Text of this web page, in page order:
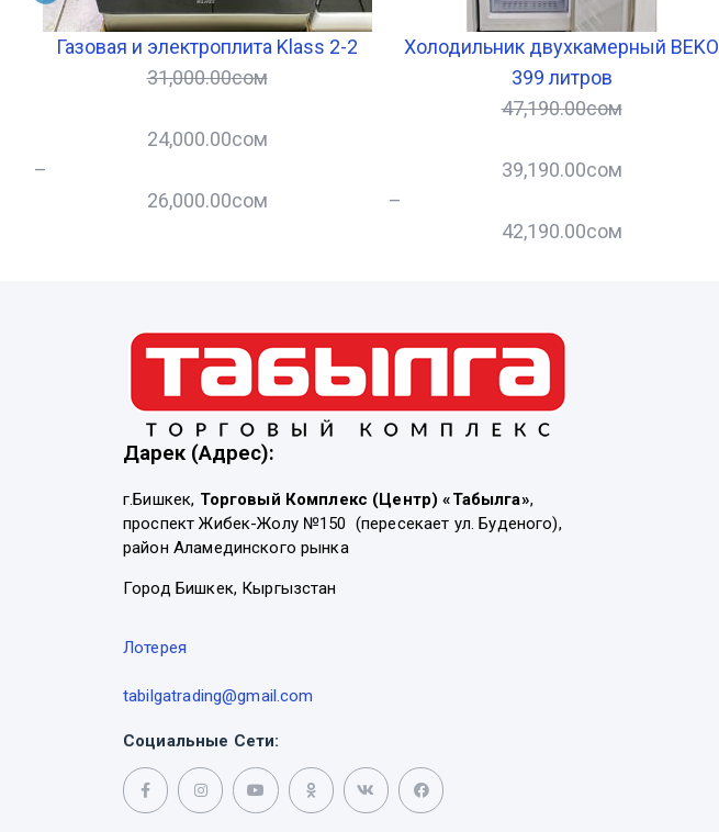
Газовая и электроплита Klass 2-2
31,000.00сом
24,000.00сом
–
26,000.00сом
Холодильник двухкамерный BEKO
399 литров
47,190.00сом
39,190.00сом
–
42,190.00сом
Дарек (Адрес):
г.Бишкек, Торговый Комплекс (Центр) «Табылга»,
проспект Жибек-Жолу №150 (пересекает ул. Буденого),
район Аламединского рынка
Город Бишкек, Кыргызстан
Лотерея
tabilgatrading@gmail.com
Социальные Сети: